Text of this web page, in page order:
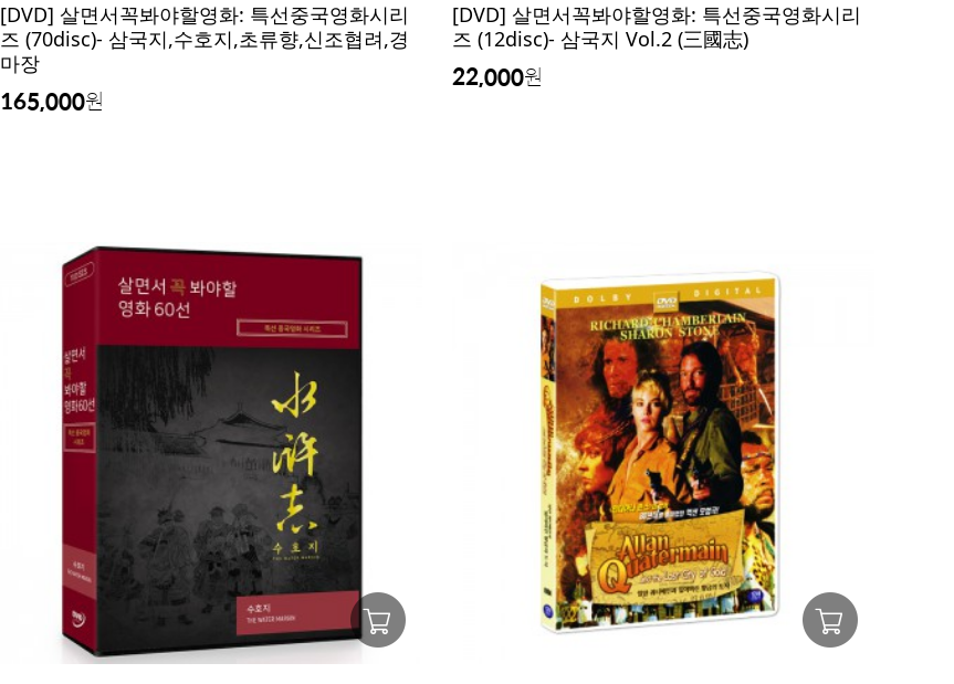
[DVD] 살면서꼭봐야할영화: 특선중국영화시리
즈 (70disc)- 삼국지,수호지,초류향,신조협려,경
마장
165,000원
[DVD] 살면서꼭봐야할영화: 특선중국영화시리
즈 (12disc)- 삼국지 Vol.2 (三國志)
22,000원